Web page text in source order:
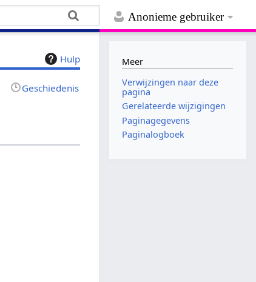
Anonieme gebruiker
Hulp
Geschiedenis
Meer
Verwijzingen naar deze
pagina
Gerelateerde wijzigingen
Paginagegevens
Paginalogboek